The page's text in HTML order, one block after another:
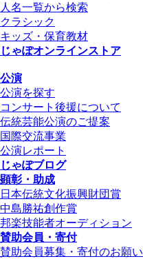
人名一覧から検索
クラシック
キッズ・保育教材
じゃぽオンラインストア
公演
公演を探す
コンサート後援について
伝統芸能公演のご提案
国際交流事業
公演レポート
じゃぽブログ
顕彰・助成
日本伝統文化振興財団賞
中島勝祐創作賞
邦楽技能者オーディション
賛助会員・寄付
賛助会員募集・寄付のお願い